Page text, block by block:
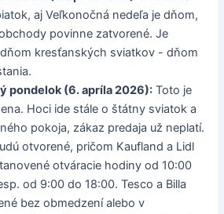
aj Veľkonočná nedeľa je dňom,
povinne zatvorené. Je
kresťanských sviatkov - dňom
pondelok (6. apríla 2026): Toto je
Hoci ide stále o štátny sviatok a
pokoja, zákaz predaja už neplatí.
otvorené, pričom Kaufland a Lidl
otváracie hodiny od 10:00
od 9:00 do 18:00. Tesco a Billa
bez obmedzení alebo v